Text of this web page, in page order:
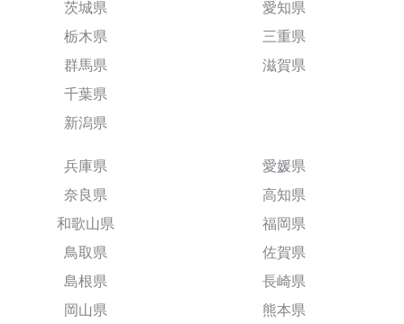
茨城県
栃木県
群馬県
千葉県
新潟県
愛知県
三重県
滋賀県
兵庫県
奈良県
和歌山県
鳥取県
島根県
岡山県
愛媛県
高知県
福岡県
佐賀県
長崎県
熊本県